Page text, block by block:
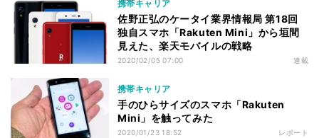
携帯キャリア
佐野正弘のケータイ業界情報局 第18回
独自スマホ「Rakuten Mini」から垣間
見えた、楽天モバイルの戦略
2020/02/05 07:00 連載
携帯キャリア
手のひらサイズのスマホ「Rakuten
Mini」を触ってみた
2020/01/23 18:52 レポート